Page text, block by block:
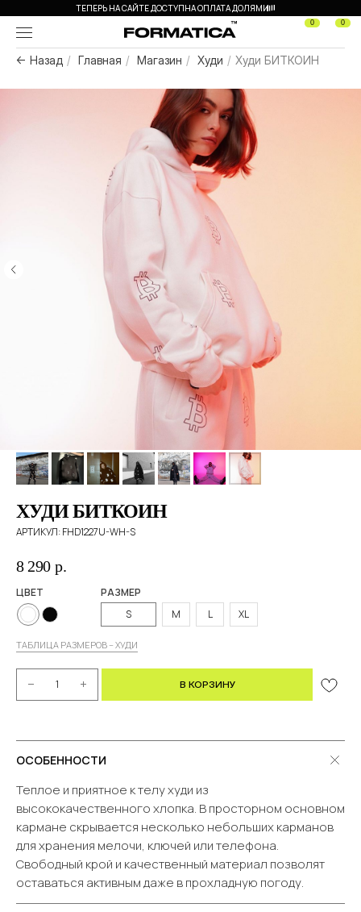
ТЕПЕРЬ НА САЙТЕ ДОСТУПНА ОПЛАТА ДОЛЯМИ
0 0
← Назад / Главная / Магазин / Худи / Худи БИТКОИН
ХУДИ БИТКОИН
АРТИКУЛ:FHD1227U-WH-S
8 290 р.
ЦВЕТ
РАЗМЕР
S
M L XL
ТАБЛИЦА РАЗМЕРОВ – ХУДИ
В КОРЗИНУ
ОСОБЕННОСТИ
Теплое и приятное к телу худи из
высококачественного хлопка. В просторном основном
кармане скрывается несколько небольших карманов
для хранения мелочи, ключей или телефона.
Свободный крой и качественный материал позволят
оставаться активным даже в прохладную погоду.